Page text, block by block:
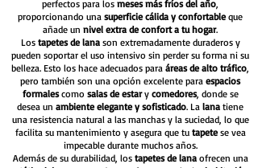
perfectos para los meses más fríos del año,
proporcionando una superficie cálida y confortableque
añade un nivel extra de confort a tu hogar.
Los tapetes de lanason extremadamente duraderos y
pueden soportar el uso intensivo sin perder su forma ni su
belleza. Esto los hace adecuados para áreas de alto tráfico,
pero también son una opción excelente para espacios
formalescomo salas de estary comedores, donde se
desea un ambiente elegante y sofisticado. La lana tiene
una resistencia natural a las manchas y la suciedad, lo que
facilita su mantenimiento y asegura que tu tapetese vea
impecable durante muchos años.
Además de su durabilidad, los tapetes de lanaofrecen una